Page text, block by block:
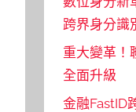
跨界身分識
重大變革！
全面升級
金融FastID